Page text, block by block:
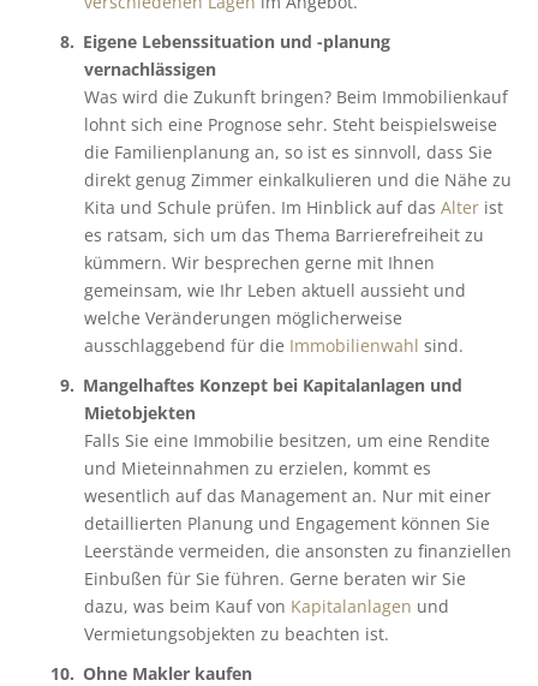
Eigene Lebenssituation und -planung
vernachlässigen
Was wird die Zukunft bringen? Beim Immobilienkauf
lohnt sich eine Prognose sehr. Steht beispielsweise
die Familienplanung an, so ist es sinnvoll, dass Sie
direkt genug Zimmer einkalkulieren und die Nähe zu
Kita und Schule prüfen. Im Hinblick auf das Alter ist
es ratsam, sich um das Thema Barrierefreiheit zu
kümmern. Wir besprechen gerne mit Ihnen
gemeinsam, wie Ihr Leben aktuell aussieht und
welche Veränderungen möglicherweise
ausschlaggebend für die Immobilienwahl sind.
Mangelhaftes Konzept bei Kapitalanlagen und
Mietobjekten
Falls Sie eine Immobilie besitzen, um eine Rendite
und Mieteinnahmen zu erzielen, kommt es
wesentlich auf das Management an. Nur mit einer
detaillierten Planung und Engagement können Sie
Leerstände vermeiden, die ansonsten zu finanziellen
Einbußen für Sie führen. Gerne beraten wir Sie
dazu, was beim Kauf von Kapitalanlagen und
Vermietungsobjekten zu beachten ist.
Ohne Makler kaufen